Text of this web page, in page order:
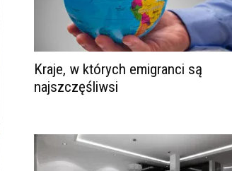
Kraje, w których emigranci są
najszczęśliwsi